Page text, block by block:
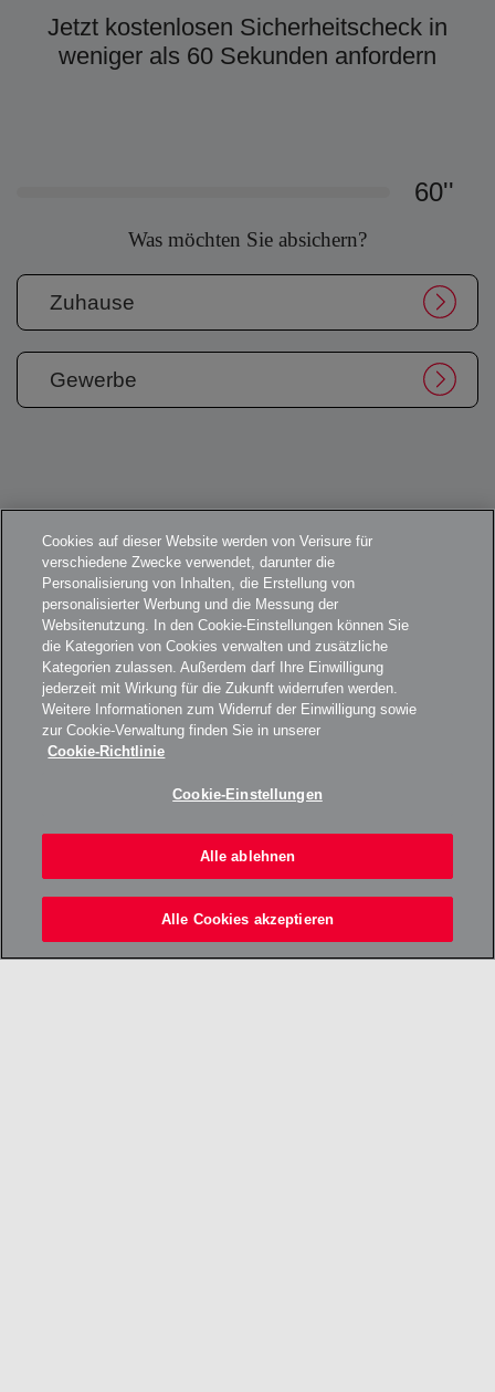
Jetzt kostenlosen Sicherheitscheck in
weniger als 60 Sekunden anfordern
60''
Was möchten Sie absichern?
Zuhause
Gewerbe
Cookies auf dieser Website werden von Verisure für
verschiedene Zwecke verwendet, darunter die
Personalisierung von Inhalten, die Erstellung von
personalisierter Werbung und die Messung der
Websitenutzung. In den Cookie-Einstellungen können Sie
die Kategorien von Cookies verwalten und zusätzliche
Kategorien zulassen. Außerdem darf Ihre Einwilligung
jederzeit mit Wirkung für die Zukunft widerrufen werden.
Weitere Informationen zum Widerruf der Einwilligung sowie
zur Cookie-Verwaltung finden Sie in unserer
Cookie-Richtlinie
Cookie-Einstellungen
Alle ablehnen
Alle Cookies akzeptieren